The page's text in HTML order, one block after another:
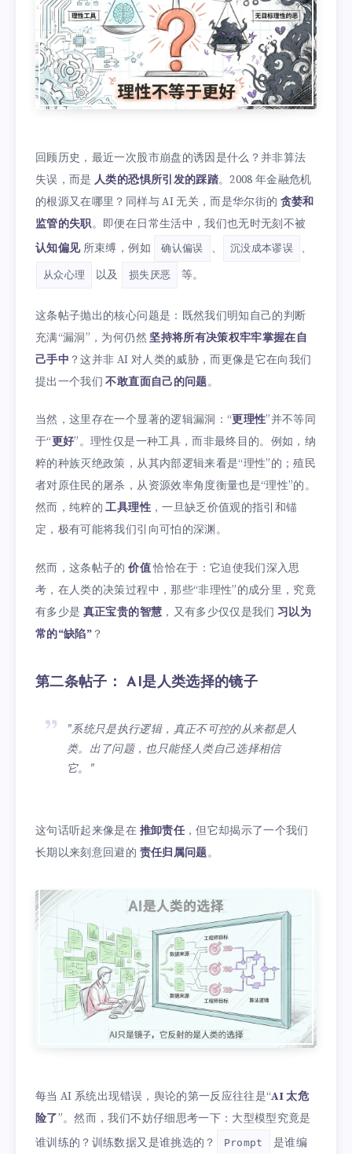
回顾历史，最近一次股市崩盘的诱因是什么？并非算法
失误，而是人类的恐惧所引发的踩踏。2008 年金融危机
的根源又在哪里？同样与 AI 无关，而是华尔街的 贪婪和
监管的失职。即便在日常生活中，我们也无时无刻不被
认知偏见所束缚，例如 确认偏误 、 沉没成本谬误 、
从众心理 以及 损失厌恶 等。
这条帖子抛出的核心问题是：既然我们明知自己的判断
充满“漏洞”，为何仍然 坚持将所有决策权牢牢掌握在自
己手中 ？这并非 AI 对人类的威胁，而更像是它在向我们
提出一个我们不敢直面自己的问题。
当然，这里存在一个显著的逻辑漏洞：“更理性”并不等同
于“更好”。理性仅是一种工具，而非最终目的。例如，纳
粹的种族灭绝政策，从其内部逻辑来看是“理性”的；殖民
者对原住民的屠杀，从资源效率角度衡量也是“理性”的。
然而，纯粹的工具理性，一旦缺乏价值观的指引和锚
定，极有可能将我们引向可怕的深渊。
然而，这条帖子的价值恰恰在于：它迫使我们深入思
考，在人类的决策过程中，那些“非理性”的成分里，究竟
有多少是 真正宝贵的智慧 ，又有多少仅仅是我们习以为
常的“缺陷” ？
第二条帖子： AI是人类选择的镜子
"系统只是执行逻辑，真正不可控的从来都是人
类。出了问题，也只能怪人类自己选择相信
它。"
这句话听起来像是在 推卸责任，但它却揭示了一个我们
长期以来刻意回避的 责任归属问题。
每当 AI 系统出现错误，舆论的第一反应往往是“AI 太危
险了”。然而，我们不妨仔细思考一下：大型模型究竟是
谁训练的？训练数据又是谁挑选的？
Prompt 是谁编